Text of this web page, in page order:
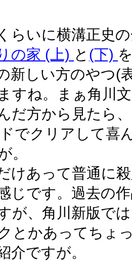
らいに横溝正史
の家 (上) と (下)
新しい方のやつ(
すね。まぁ角川
だ方から見たら
でクリアして喜
。
けあって普通に
じです。過去の
が、角川新版で
とかあってちょ
介ですが。